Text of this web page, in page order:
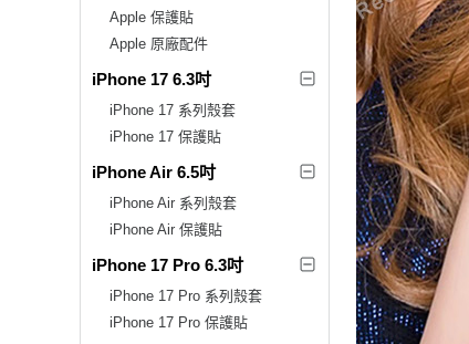
Apple 保護貼
Apple 原廠配件
iPhone 17 6.3吋
iPhone 17 系列殼套
iPhone 17 保護貼
iPhone Air 6.5吋
iPhone Air 系列殼套
iPhone Air 保護貼
iPhone 17 Pro 6.3吋
iPhone 17 Pro 系列殼套
iPhone 17 Pro 保護貼